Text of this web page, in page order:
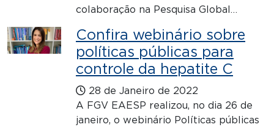
colaboração na Pesquisa Global…
Confira webinário sobre
políticas públicas para
controle da hepatite C
28 de Janeiro de 2022
A FGV EAESP realizou, no dia 26 de
janeiro, o webinário Políticas públicas